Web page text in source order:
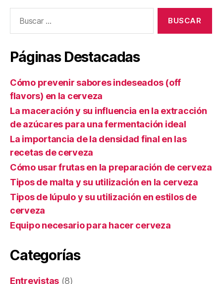
Páginas Destacadas
Cómo prevenir sabores indeseados (off
flavors) en la cerveza
La maceración y su influencia en la extracción
de azúcares para una fermentación ideal
La importancia de la densidad final en las
recetas de cerveza
Cómo usar frutas en la preparación de cerveza
Tipos de malta y su utilización en la cerveza
Tipos de lúpulo y su utilización en estilos de
cerveza
Equipo necesario para hacer cerveza
Categorías
Entrevistas (8)